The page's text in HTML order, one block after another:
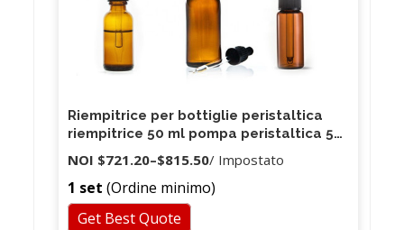
Riempitrice per bottiglie peristaltica
riempitrice 50 ml pompa peristaltica 50
NOI $721.20–$815.50/ Impostato
1 set (Ordine minimo)
Get Best Quote